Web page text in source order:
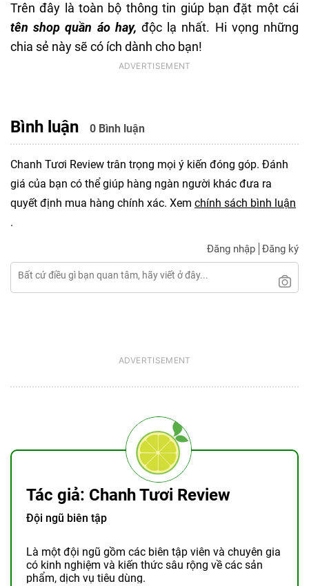
Trên đây là toàn bộ thông tin giúp bạn đặt một cái
tên shop quần áo hay, độc lạ nhất. Hi vọng những
chia sẻ này sẽ có ích dành cho bạn!
Bình luận 0 Bình luận
Chanh Tươi Review trân trọng mọi ý kiến đóng góp. Đánh
giá của bạn có thể giúp hàng ngàn người khác đưa ra
quyết định mua hàng chính xác. Xem chính sách bình luận
.
Đăng nhập Đăng ký
Tác giả: Chanh Tươi Review
Đội ngũ biên tập
Là một đội ngũ gồm các biên tập viên và chuyên gia
có kinh nghiệm và kiến thức sâu rộng về các sản
phẩm, dịch vụ tiêu dùng.